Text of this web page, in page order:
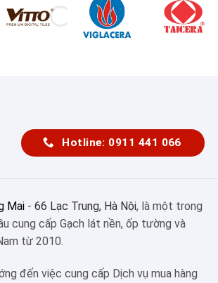
Hotline: 0911 441 066
Mai - 66 Lạc Trung, Hà Nội, là một trong
cung cấp Gạch lát nền, ốp tường và
từ 2010.
đến việc cung cấp Dịch vụ mua hàng